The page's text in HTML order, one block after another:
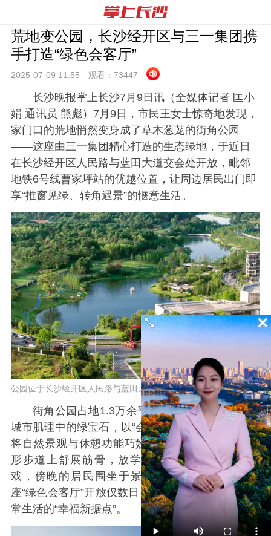
荒地变公园，长沙经开区与三一集团携
手打造“绿色会客厅”
2025-07-09 11:55 观看： 73447
长沙晚报掌上长沙7月9日讯（全媒体记者 匡小
娟 通讯员 熊彪）7月9日，市民王女士惊奇地发现，
家门口的荒地悄然变身成了草木葱茏的街角公园
——这座由三一集团精心打造的生态绿地，于近日
在长沙经开区人民路与蓝田大道交会处开放，毗邻
地铁6号线曹家坪站的优越位置，让周边居民出门即
享“推窗见绿、转角遇景”的惬意生活。
公园位于长沙经开区人民路与蓝田大道交汇处。均为园区供图。
街角公园占地1.3万余平方米，宛如一块镶嵌在
城市肌理中的绿宝石，以“会呼吸”的生态设计理念，
将自然景观与休憩功能巧妙融合。晨练的老人在环
形步道上舒展筋骨，放学的孩童在草坪上追逐嬉
戏，傍晚的居民围坐于景观亭中闲话家常……这
座“绿色会客厅”开放仅数日，便成了周边近万居民日
常生活的“幸福新据点”。